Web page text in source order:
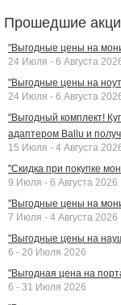
Прошедшие
"Выгодные цены на
24 Июля - 6 Августа
"Выгодные цены на
24 Июля - 6 Августа
"Выгодный комплект!
адаптером Ballu и
15 Июля - 4 Августа
"Скидка при покупке
9 Июля - 6 Августа 2026
"Выгодные цены на
7 Июля - 4 Августа 2026
"Выгодные цены на
6 - 20 Июля 2026
"Выгодная цена на
6 - 31 Июля 2026